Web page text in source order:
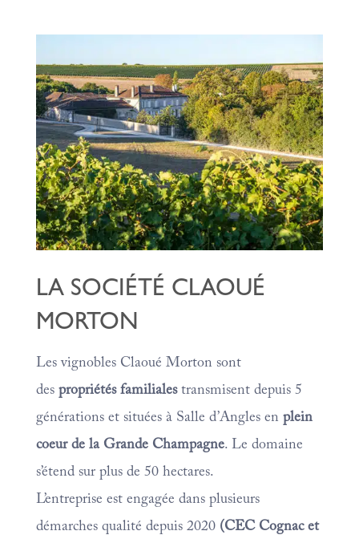
LA SOCIÉTÉ CLAOUÉ
MORTON
Les vignobles Claoué Morton sont
des propriétés familialestransmisent depuis 5
générations et situées à Salle d’Angles en plein
coeur de la Grande Champagne. Le domaine
s’étend sur plus de 50 hectares.
L’entreprise est engagée dans plusieurs
démarches qualité depuis 2020 (CEC Cognac et